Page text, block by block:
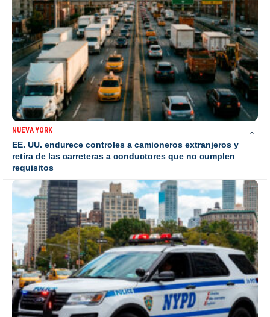
NUEVA YORK
EE. UU. endurece controles a camioneros extranjeros y
retira de las carreteras a conductores que no cumplen
requisitos